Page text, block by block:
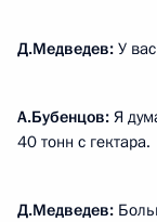
Д.Медведев: У
А.Бубенцов: Я
40 тонн с гектара.
Д.Медведев: